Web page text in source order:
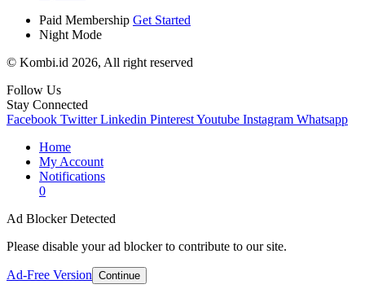
Paid Membership Get Started
Night Mode
© Kombi.id 2026, All right reserved
Follow Us
Stay Connected
Facebook Twitter Linkedin PinterestYoutube Instagram Whatsapp
Home
My Account
Notifications
0
Ad Blocker Detected
Please disable your ad blocker to contribute to our site.
Ad-Free Version Continue